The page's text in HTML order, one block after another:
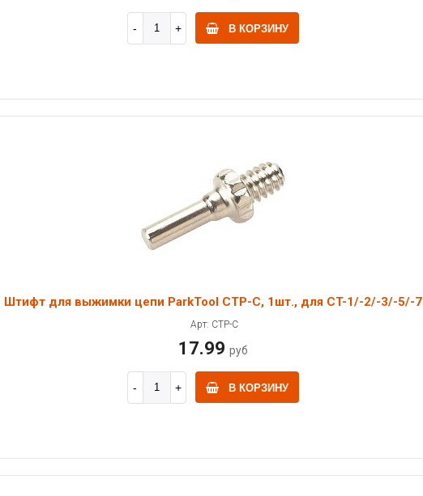
В КОРЗИНУ
Штифт для выжимки цепи ParkTool CTP-C, 1шт., для CT-1/-2/-3/-5/-7
Арт: CTP-C
17.99 руб
В КОРЗИНУ